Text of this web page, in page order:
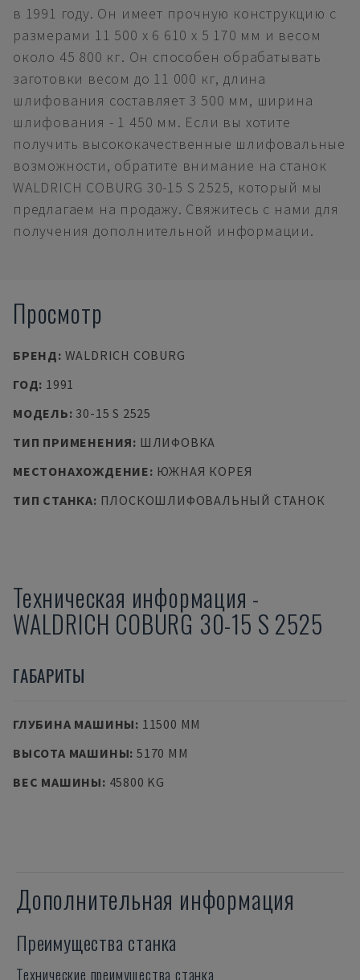
в 1991 году. Он имеет прочную конструкцию с
размерами 11 500 x 6 610 x 5 170 мм и весом
около 45 800 кг. Он способен обрабатывать
заготовки весом до 11 000 кг, длина
шлифования составляет 3 500 мм, ширина
шлифования - 1 450 мм. Если вы хотите
получить высококачественные шлифовальные
возможности, обратите внимание на станок
WALDRICH COBURG 30-15 S 2525, который мы
предлагаем на продажу. Свяжитесь с нами для
получения дополнительной информации.
Просмотр
БРЕНД: WALDRICH COBURG
ГОД: 1991
МОДЕЛЬ: 30-15 S 2525
ТИП ПРИМЕНЕНИЯ: ШЛИФОВКА
МЕСТОНАХОЖДЕНИЕ: ЮЖНАЯ КОРЕЯ
ТИП СТАНКА: ПЛОСКОШЛИФОВАЛЬНЫЙ СТАНОК
Техническая информация -
WALDRICH COBURG 30-15 S 2525
ГАБАРИТЫ
ГЛУБИНА МАШИНЫ: 11500 MM
ВЫСОТА МАШИНЫ: 5170 MM
ВЕС МАШИНЫ: 45800 KG
Дополнительная информация
Преимущества станка
Технические преимущества станка